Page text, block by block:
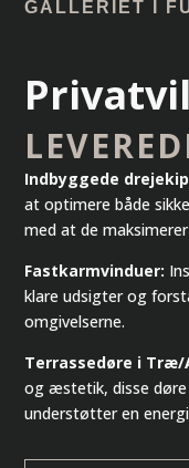
GALLERIET I
Indbyggede
at optimere både
med at de
Fastkarmvinduer:
klare udsigter og
omgivelserne.
Terrassedøre i Træ/
og æstetik, disse
understøtter en